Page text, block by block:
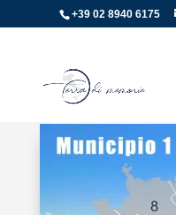
+39 02 8940 6175
Home»Itinerari